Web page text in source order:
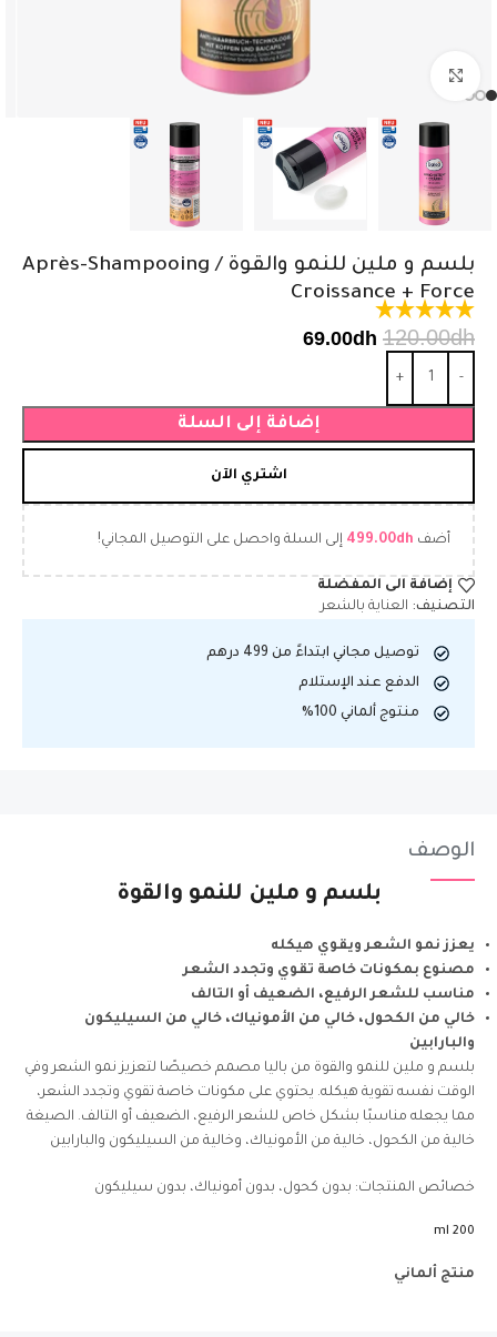
بلسم و ملين للنمو والقوة / Après-Shampooing
Croissance + Force
120.00dh
69.00dh
إضافة إلى السلة
اشتري الآن
أضف 499.00dh إلى السلة واحصل على التوصيل المجاني!
إضافة الى المفضلة
التصنيف: العناية بالشعر
توصيل مجاني ابتداءً من 499 درهم
الدفع عند الإستلام
منتوج ألماني 100%
الوصف
بلسم و ملين للنمو والقوة
يعزز نمو الشعر ويقوي هيكله
مصنوع بمكونات خاصة تقوي وتجدد الشعر
مناسب للشعر الرفيع، الضعيف أو التالف
خالي من الكحول، خالي من الأمونياك، خالي من السيليكون
والبارابين
بلسم و ملين للنمو والقوة من باليا مصمم خصيصًا لتعزيز نمو الشعر وفي
الوقت نفسه تقوية هيكله. يحتوي على مكونات خاصة تقوي وتجدد الشعر،
مما يجعله مناسبًا بشكل خاص للشعر الرفيع، الضعيف أو التالف. الصيغة
خالية من الكحول، خالية من الأمونياك، وخالية من السيليكون والبارابين
خصائص المنتجات: بدون كحول، بدون أمونياك، بدون سيليكون
200 ml
منتج ألماني